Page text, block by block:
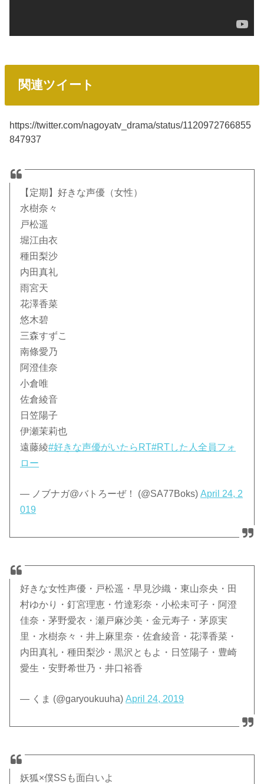
関連ツイート
https://twitter.com/nagoyatv_drama/status/1120972766855
847937
【定期】好きな声優（女性）
水樹奈々
戸松遥
堀江由衣
種田梨沙
内田真礼
雨宮天
花澤香菜
悠木碧
三森すずこ
南條愛乃
阿澄佳奈
小倉唯
佐倉綾音
日笠陽子
伊瀬茉莉也
遠藤綾#好きな声優がいたらRT#RTした人全員フォ
ロー
— ノブナガ@バトろーぜ！ (@SA77Boks)April 24, 2
019
好きな女性声優・戸松遥・早見沙織・東山奈央・田
村ゆかり・釘宮理恵・竹達彩奈・小松未可子・阿澄
佳奈・茅野愛衣・瀬戸麻沙美・金元寿子・茅原実
里・水樹奈々・井上麻里奈・佐倉綾音・花澤香菜・
内田真礼・種田梨沙・黒沢ともよ・日笠陽子・豊崎
愛生・安野希世乃・井口裕香
— くま (@garyoukuuha)April 24, 2019
妖狐×僕SSも面白いよ